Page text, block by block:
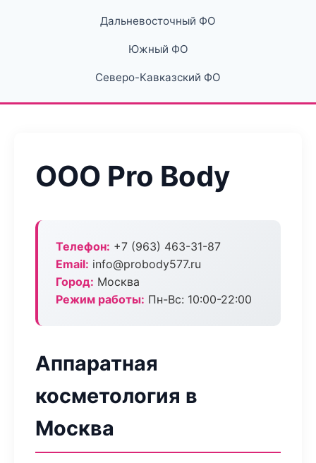
Дальневосточный ФО
Южный ФО
Северо-Кавказский ФО
ООО Pro Body
Телефон: +7 (963) 463-31-87
Email: info@probody577.ru
Город: Москва
Режим работы: Пн-Вс: 10:00-22:00
Аппаратная
косметология в
Москва